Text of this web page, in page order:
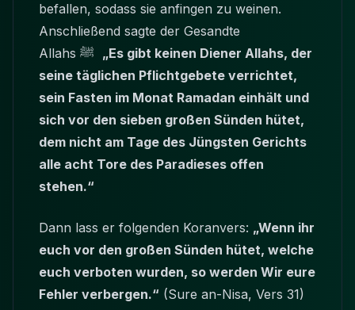
befallen, sodass sie anfingen zu weinen.
Anschließend sagte der Gesandte
„Es gibt keinen Diener Allahs, der
seine täglichen Pflichtgebete verrichtet,
sein Fasten im Monat Ramadan einhält und
sich vor den sieben großen Sünden hütet,
dem nicht am Tage des Jüngsten Gerichts
alle acht Tore des Paradieses offen
stehen.“
Dann lass er folgenden Koranvers: „Wenn ihr
euch vor den großen Sünden hütet, welche
euch verboten wurden, so werden Wir eure
Fehler verbergen.“ (Sure an-Nisa, Vers 31)